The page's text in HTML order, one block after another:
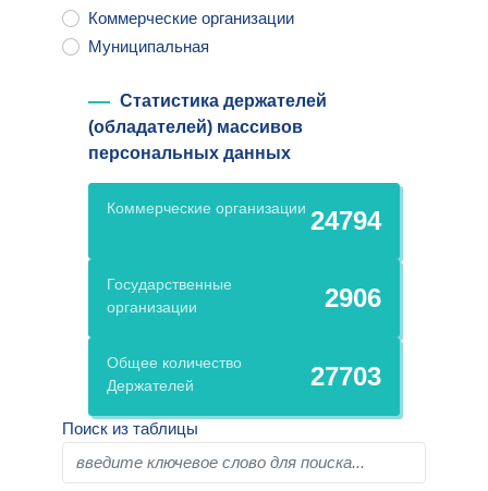
Коммерческие организации
Муниципальная
Статистика держателей
(обладателей) массивов
персональных данных
Коммерческие организации 24794
Государственные
организации
2906
Общее количество
Держателей
27703
Поиск из таблицы